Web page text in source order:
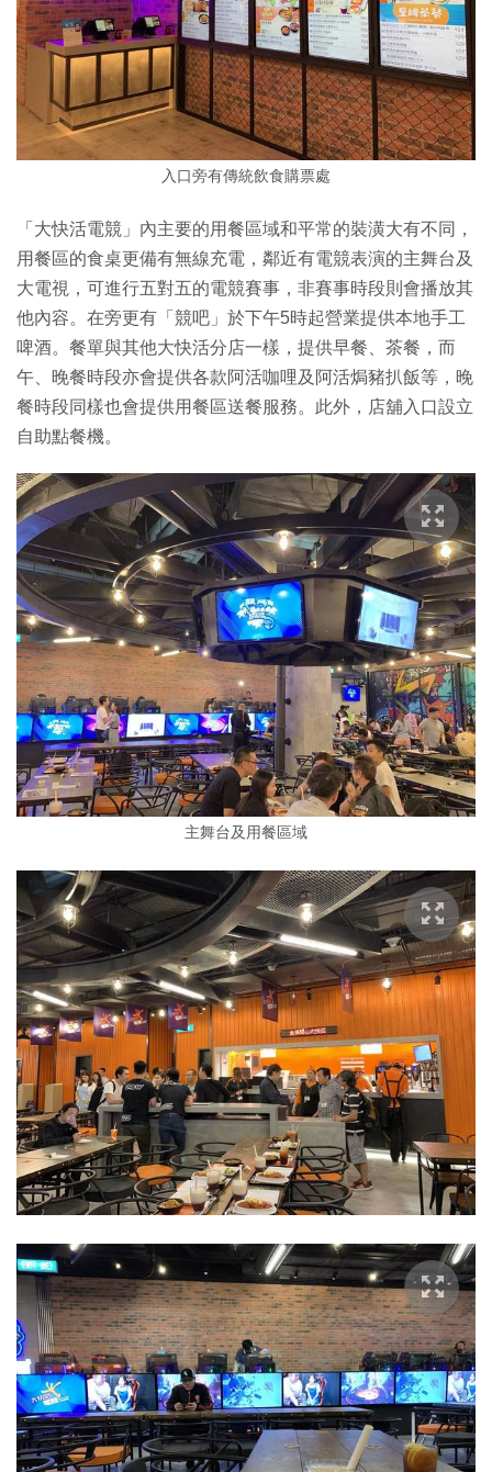
入口旁有傳統飲食購票處
「大快活電競」內主要的用餐區域和平常的裝潢大有不同，
用餐區的食桌更備有無線充電，鄰近有電競表演的主舞台及
大電視，可進行五對五的電競賽事，非賽事時段則會播放其
他內容。在旁更有「競吧」於下午5時起營業提供本地手工
啤酒。餐單與其他大快活分店一樣，提供早餐、茶餐，而
午、晚餐時段亦會提供各款阿活咖哩及阿活焗豬扒飯等，晚
餐時段同樣也會提供用餐區送餐服務。此外，店舖入口設立
自助點餐機。
主舞台及用餐區域